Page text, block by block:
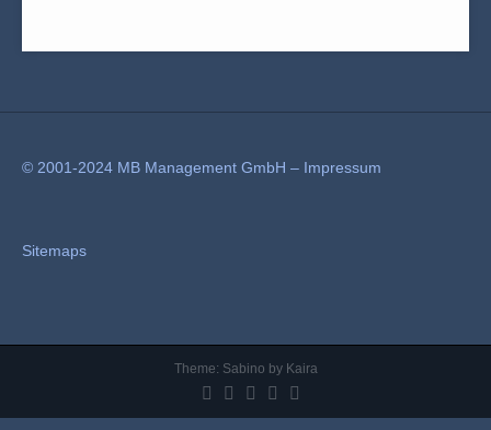
© 2001-2024 MB Management GmbH – Impressum
Sitemaps
Theme: Sabino by Kaira